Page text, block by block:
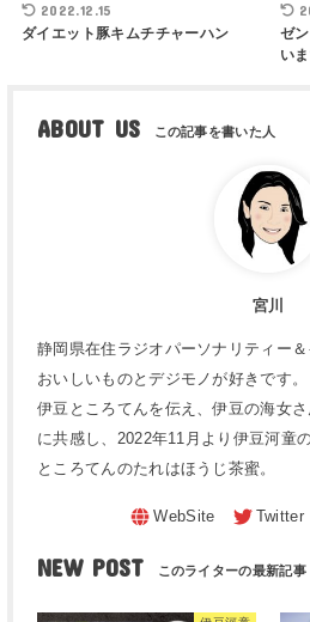
2022.12.15
ダイエット豚キムチチャーハン
ゼ
いま
ABOUT US
宮川
静岡県在住ラジオパーソナリティー＆
おいしいものとデジモノが好きです
伊豆ところてんを伝え、伊豆の海女
に共感し、2022年11月より伊豆河童
ところてんのたれはほうじ茶蜜。
NEW POST